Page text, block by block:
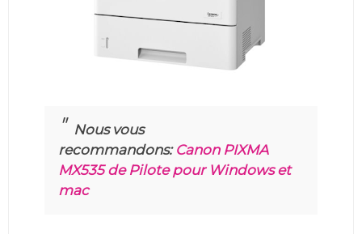
Nous vous
recommandons: Canon PIXMA
MX535 de Pilote pour Windows et
mac